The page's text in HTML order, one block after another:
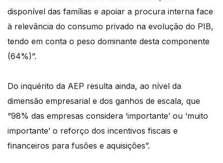
disponível das famílias e apoiar a procura interna face
à relevância do consumo privado na evolução do PIB,
tendo em conta o peso dominante desta componente
(64%)”.
Do inquérito da AEP resulta ainda, ao nível da
dimensão empresarial e dos ganhos de escala, que
“98% das empresas considera ‘importante’ ou ‘muito
importante’ o reforço dos incentivos fiscais e
financeiros para fusões e aquisições”.